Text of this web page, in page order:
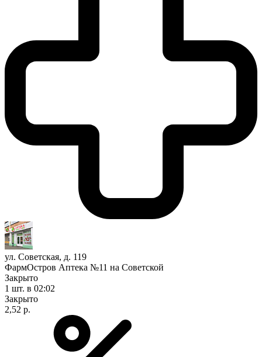
ул. Советская, д. 119
ФармОстров Аптека №11 на Советской
Закрыто
1 шт. в 02:02
Закрыто
2,52 р.